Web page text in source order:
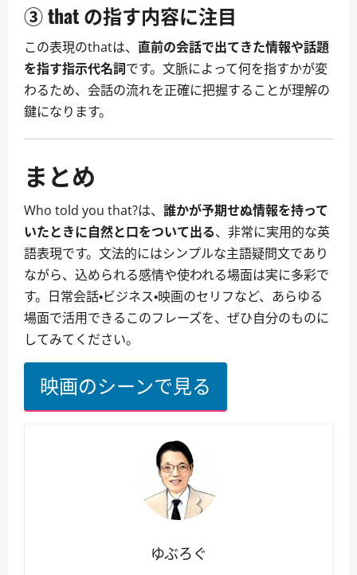
③ that の指す内容に注目
この表現のthatは、 直前の会話で出てきた情報や話題
を指す指示代名詞です。文脈によって何を指すかが変
わるため、会話の流れを正確に把握することが理解の
鍵になります。
まとめ
Who told you that?は、 誰かが予期せぬ情報を持って
いたときに自然と口をついて出る、非常に実用的な英
語表現です。文法的にはシンプルな主語疑問文であり
ながら、込められる感情や使われる場面は実に多彩で
す。日常会話・ビジネス・映画のセリフなど、あらゆる
場面で活用できるこのフレーズを、ぜひ自分のものに
してみてください。
映画のシーンで見る
ゆぶろぐ